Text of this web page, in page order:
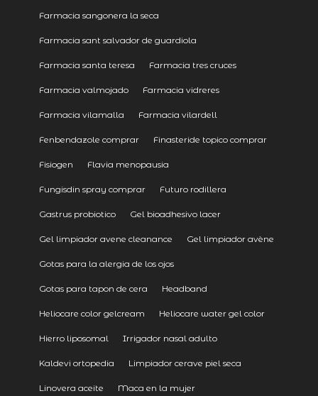
Farmacia sangonera la seca
Farmacia sant salvador de guardiola
Farmacia santa teresa Farmacia tres cruces
Farmacia valmojado Farmacia vidreres
Farmacia vilamalla Farmacia vilardell
Fenbendazole comprar Finasteride topico comprar
Fisiogen Flavia menopausia
Fungisdin spray comprar Futuro rodillera
Gastrus probiotico Gel bioadhesivo lacer
Gel limpiador avene cleanance Gel limpiador avène
Gotas para la alergia de los ojos
Gotas para tapon de cera Headband
Heliocare color gelcream Heliocare water gel color
Hierro liposomal Irrigador nasal adulto
Kaldevi ortopedia Limpiador cerave piel seca
Linovera aceite Maca en la mujer